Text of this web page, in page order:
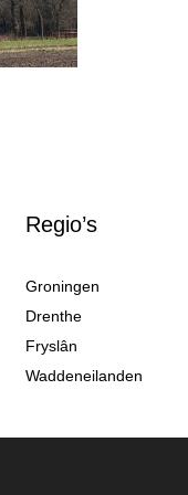
Regio’s
Groningen
Drenthe
Fryslân
Waddeneilanden